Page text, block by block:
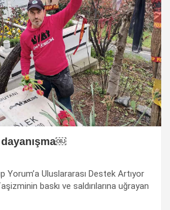
Yorum’a Uluslararası Destek Artıyor
baskı ve saldırılarına uğrayan